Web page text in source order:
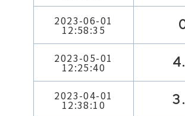
2023-06-01
12:58:35
2023-05-01
12:25:40
2023-04-01
12:38:10